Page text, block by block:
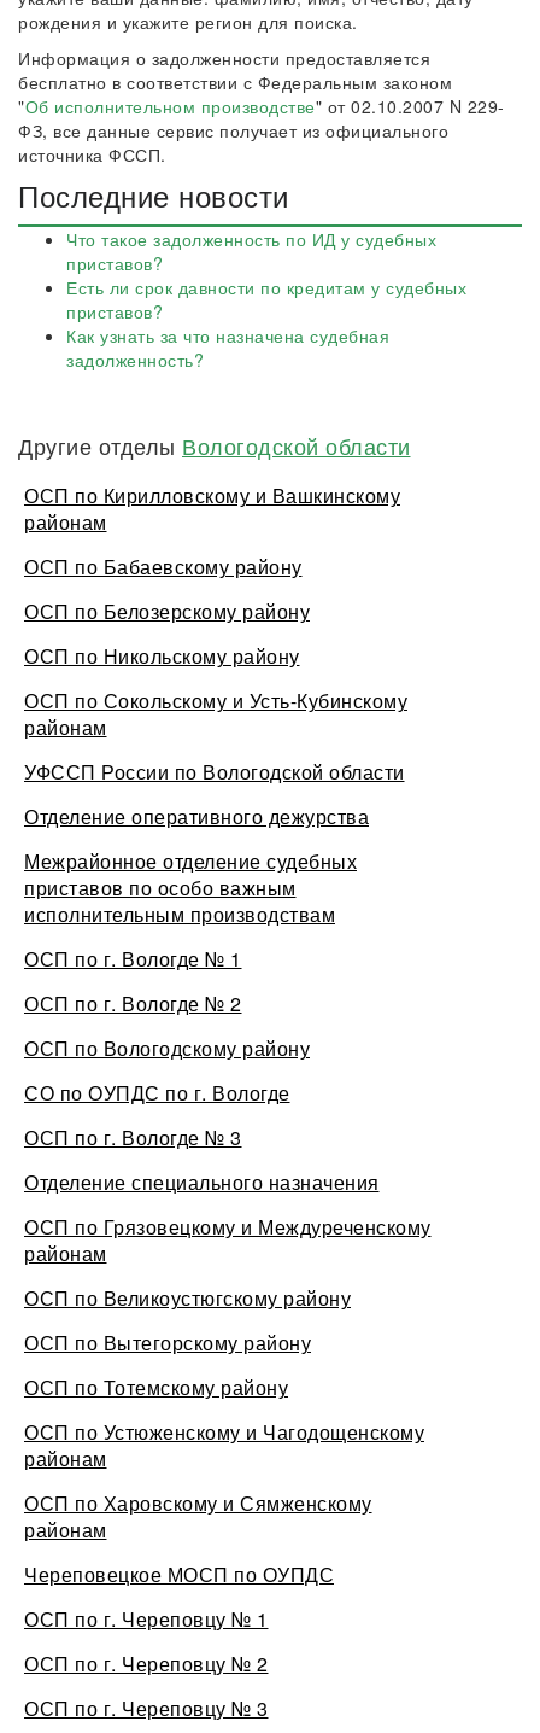
рождения и укажите регион для поиска.
Информация о задолженности предоставляется
бесплатно в соответствии с Федеральным законом
"Об исполнительном производстве" от 02.10.2007 N 229-
ФЗ, все данные сервис получает из официального
источника ФССП.
Последние новости
Что такое задолженность по ИД у судебных
приставов?
Есть ли срок давности по кредитам у судебных
приставов?
Как узнать за что назначена судебная
задолженность?
Другие отделы Вологодской области
ОСП по Кирилловскому и Вашкинскому
районам
ОСП по Бабаевскому району
ОСП по Белозерскому району
ОСП по Никольскому району
ОСП по Сокольскому и Усть-Кубинскому
районам
УФССП России по Вологодской области
Отделение оперативного дежурства
Межрайонное отделение судебных
приставов по особо важным
исполнительным производствам
ОСП по г. Вологде № 1
ОСП по г. Вологде № 2
ОСП по Вологодскому району
СО по ОУПДС по г. Вологде
ОСП по г. Вологде № 3
Отделение специального назначения
ОСП по Грязовецкому и Междуреченскому
районам
ОСП по Великоустюгскому району
ОСП по Вытегорскому району
ОСП по Тотемскому району
ОСП по Устюженскому и Чагодощенскому
районам
ОСП по Харовскому и Сямженскому
районам
Череповецкое МОСП по ОУПДС
ОСП по г. Череповцу № 1
ОСП по г. Череповцу № 2
ОСП по г. Череповцу № 3